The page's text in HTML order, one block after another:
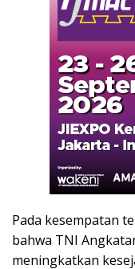
Pada kesempatan
bahwa TNI
meningkatkan